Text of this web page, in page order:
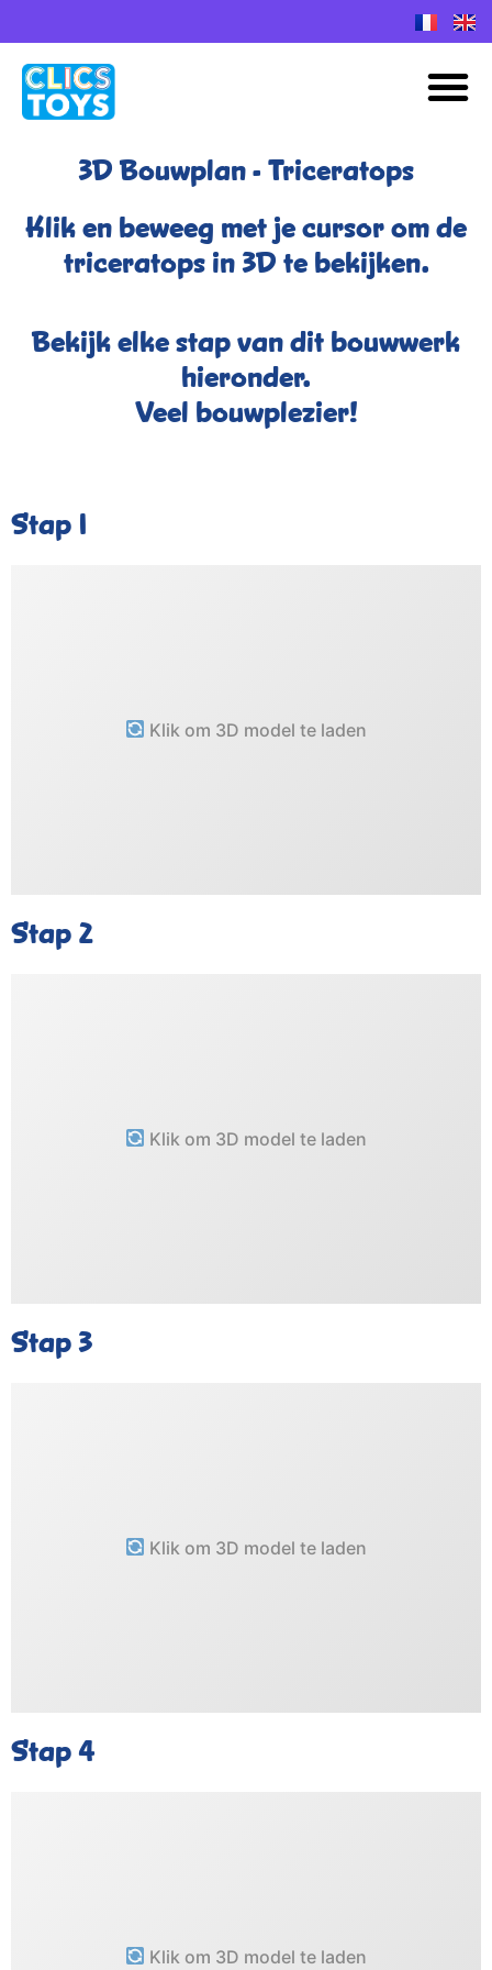
inhoud
3D Bouwplan - Triceratops
Klik en beweeg met je cursor om de
triceratops in 3D te bekijken.
Bekijk elke stap van dit bouwwerk
hieronder.
Veel bouwplezier!
Stap 1
Klik om 3D model te laden
Stap 2
Klik om 3D model te laden
Stap 3
Klik om 3D model te laden
Stap 4
Klik om 3D model te laden